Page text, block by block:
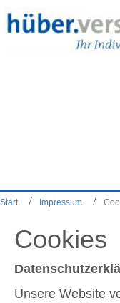
Start Impressum
Cookies
Unsere Website